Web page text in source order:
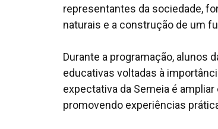
representantes da sociedade,
naturais e a construção de um
Durante a programação, alunos
educativas voltadas à
expectativa da Semeia é
promovendo experiências